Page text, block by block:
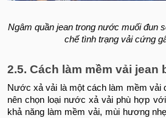
Ngâm quần jean trong nước muối đun
chế tình trạng vải cứng
2.5. Cách làm mềm vải
Nước xả vải là một cách làm mềm vải
nên chọn loại nước xả vải phù hợp
khả năng làm mềm vải, mùi hương